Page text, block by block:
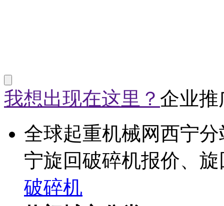
我想出现在这里？ 企业推
全球起重机械网西宁
宁旋回破碎机报价、
破碎机